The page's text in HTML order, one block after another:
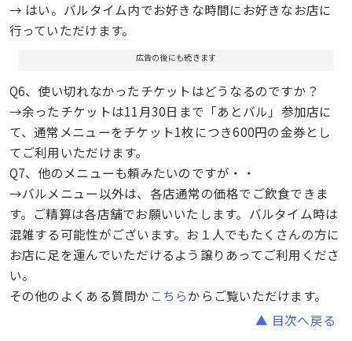
→ はい。バルタイム内でお好きな時間にお好きなお店に
行っていただけます。
広告の後にも続きます
Q6、使い切れなかったチケットはどうなるのですか？
→余ったチケットは11月30日まで「あとバル」参加店に
て、通常メニューをチケット1枚につき600円の金券とし
てご利用いただけます。
Q7、他のメニューも頼みたいのですが・・
→バルメニュー以外は、各店通常の価格でご飲食できま
す。ご精算は各店舗でお願いいたします。バルタイム時は
混雑する可能性がございます。お１人でもたくさんの方に
お店に足を運んでいただけるよう譲りあってご利用くださ
い。
その他のよくある質問か こちらからご覧いただけます。
▲ 目次へ戻る